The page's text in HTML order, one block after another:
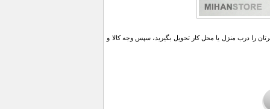
را درب منزل یا محل کار تحویل بگیرید، سپس وجه کالا و